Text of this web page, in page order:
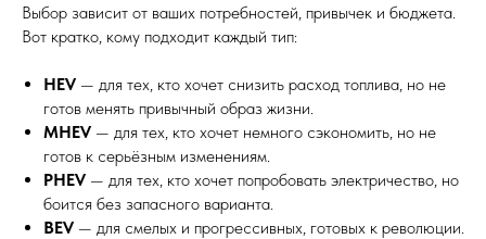
Выбор зависит от ваших потребностей, привычек и бюджета.
Вот кратко, кому подходит каждый тип:
HEV — для тех, кто хочет снизить расход топлива, но не
готов менять привычный образ жизни.
MHEV — для тех, кто хочет немного сэкономить, но не
готов к серьёзным изменениям.
PHEV — для тех, кто хочет попробовать электричество, но
боится без запасного варианта.
BEV — для смелых и прогрессивных, готовых к революции.